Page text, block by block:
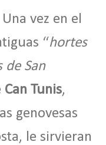
vez en el
“hortes
de San
Can Tunis,
genovesas
le sirvieran